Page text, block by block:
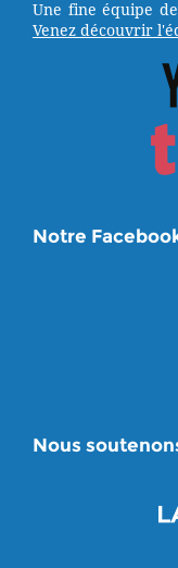
Une fine équipe
Venez découvrir
Notre
Nous